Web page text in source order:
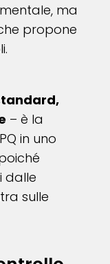
ma
propone
– è la
in uno
dalle
sulle